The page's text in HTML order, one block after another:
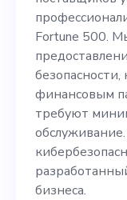
Fortune 500.
финансовым
требуют
бизнеса.